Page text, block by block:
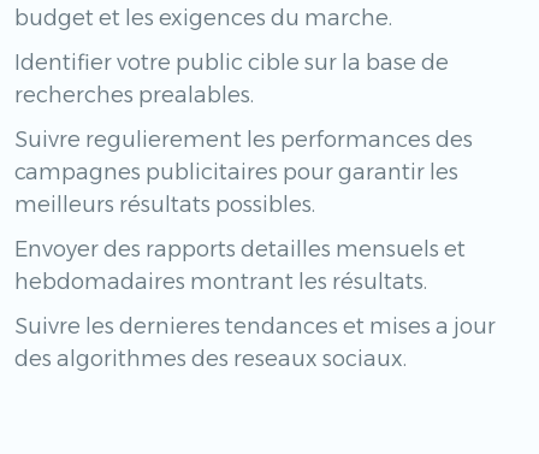
budget et les exigences du marche.
Identifier votre public cible sur la base de
recherches prealables.
Suivre regulierement les performances des
campagnes publicitaires pour garantir les
meilleurs résultats possibles.
Envoyer des rapports detailles mensuels et
hebdomadaires montrant les résultats.
Suivre les dernieres tendances et mises a jour
des algorithmes des reseaux sociaux.